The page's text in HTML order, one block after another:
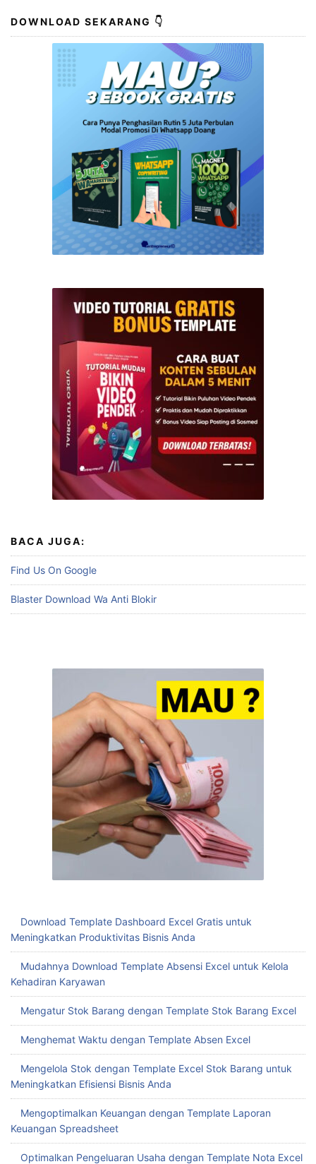
DOWNLOAD SEKARANG 👇
BACA JUGA:
Find Us On Google
Blaster Download Wa Anti Blokir
Download Template Dashboard Excel Gratis untuk
Meningkatkan Produktivitas Bisnis Anda
Mudahnya Download Template Absensi Excel untuk Kelola
Kehadiran Karyawan
Mengatur Stok Barang dengan Template Stok Barang Excel
Menghemat Waktu dengan Template Absen Excel
Mengelola Stok dengan Template Excel Stok Barang untuk
Meningkatkan Efisiensi Bisnis Anda
Mengoptimalkan Keuangan dengan Template Laporan
Keuangan Spreadsheet
Optimalkan Pengeluaran Usaha dengan Template Nota Excel